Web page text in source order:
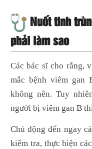
Nuốt tinh
phải làm sao
Các bác sĩ cho rằng,
mắc bệnh viêm gan
không nên. Tuy
người bị viêm gan B
Chủ động đến ngay
kiểm tra, thực hiện